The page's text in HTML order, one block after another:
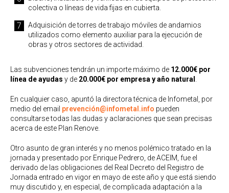
colectiva o líneas de vida fijas en cubierta.
Adquisición de torres de trabajo móviles de andamios
utilizados como elemento auxiliar para la ejecución de
obras y otros sectores de actividad.
Las subvenciones tendrán un importe máximo de 12.000€ por
línea de ayudas y de 20.000€ por empresa y año natural .
En cualquier caso, apuntó la directora técnica de Infometal, por
medio del email prevención@infometal.info pueden
consultarse todas las dudas y aclaraciones que sean precisas
acerca de este Plan Renove.
Otro asunto de gran interés y no menos polémico tratado en la
jornada y presentado por Enrique Pedrero, de ACEIM, fue el
derivado de las obligaciones del Real Decreto del Registro de
Jornada entrado en vigor en mayo de este año y que está siendo
muy discutido y, en especial, de complicada adaptación a la